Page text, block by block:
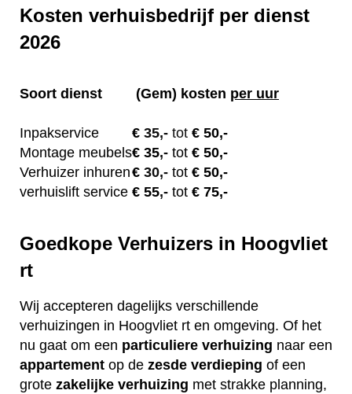
Kosten verhuisbedrijf per dienst
2026
Soort dienst (Gem) kosten per uur
Inpakservice € 35,- tot € 50,-
Montage meubels€ 35,- tot € 50,-
Verhuizer inhuren€ 30,- tot € 50,-
verhuislift service € 55,- tot € 75,-
Goedkope Verhuizers in Hoogvliet
rt
Wij accepteren dagelijks verschillende
verhuizingen in Hoogvliet rt en omgeving. Of het
nu gaat om een particuliere verhuizing naar een
appartement op de zesde verdieping of een
grote zakelijke verhuizing met strakke planning,